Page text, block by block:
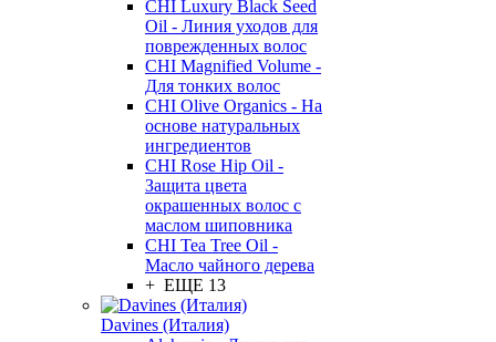
CHI Luxury Black Seed
Oil - Линия уходов для
поврежденных волос
CHI Magnified Volume -
Для тонких волос
CHI Olive Organics - На
основе натуральных
ингредиентов
CHI Rose Hip Oil -
Защита цвета
окрашенных волос с
маслом шиповника
CHI Tea Tree Oil -
Масло чайного дерева
+ ЕЩЕ 13
Davines (Италия)